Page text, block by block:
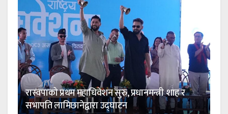
रास्वपाको प्रथम महाधिवेशन सुरु, प्रधानमन्त्री शाह र
सभापति लामिछानेद्वारा उद्घाटन